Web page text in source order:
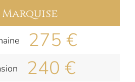
Marquise
275 €
240 €